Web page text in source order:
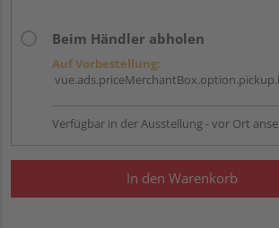
Beim Händler abholen
Auf Vorbestellung:
Verfügbar in der Ausstellung - vor Ort
In den Warenkorb